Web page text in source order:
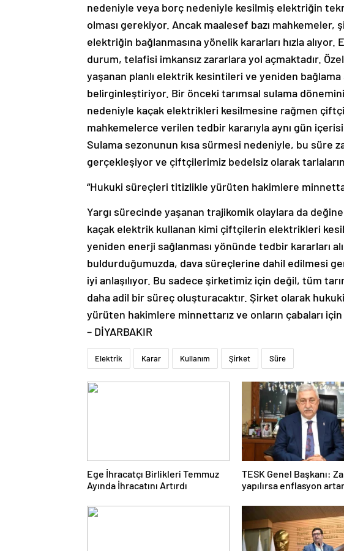
nedeniyle veya borç nedeniyle kesilmiş elektriğin
olması gerekiyor. Ancak maalesef bazı mahkemeler,
elektriğin bağlanmasına yönelik kararları hızla
durum, telafisi imkansız zararlara yol açmaktadır.
yaşanan planlı elektrik kesintileri ve yeniden
belirginleştiriyor. Bir önceki tarımsal sulama
nedeniyle kaçak elektrikleri kesilmesine rağmen
mahkemelerce verilen tedbir kararıyla aynı gün
Sulama sezonunun kısa sürmesi nedeniyle, bu süre
gerçekleşiyor ve çiftçilerimiz bedelsiz olarak
“Hukuki süreçleri titizlikle yürüten hakimlere
Yargı sürecinde yaşanan trajikomik olaylara da
kaçak elektrik kullanan kimi çiftçilerin elektrikleri
yeniden enerji sağlanması yönünde tedbir kararları
buldurduğumuzda, dava süreçlerine dahil edilmesi
iyi anlaşılıyor. Bu sadece şirketimiz için değil, tüm
daha adil bir süreç oluşturacaktır. Şirket olarak
yürüten hakimlere minnettarız ve onların çabaları
– DİYARBAKIR
Elektrik Karar Kullanım Şirket Süre
Ege İhracatçı Birlikleri Temmuz
Ayında İhracatını Artırdı
TESK Genel Başkanı:
yapılırsa enflasyon artar